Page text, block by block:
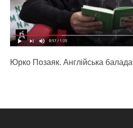
Юрко Позаяк. Англійська балада